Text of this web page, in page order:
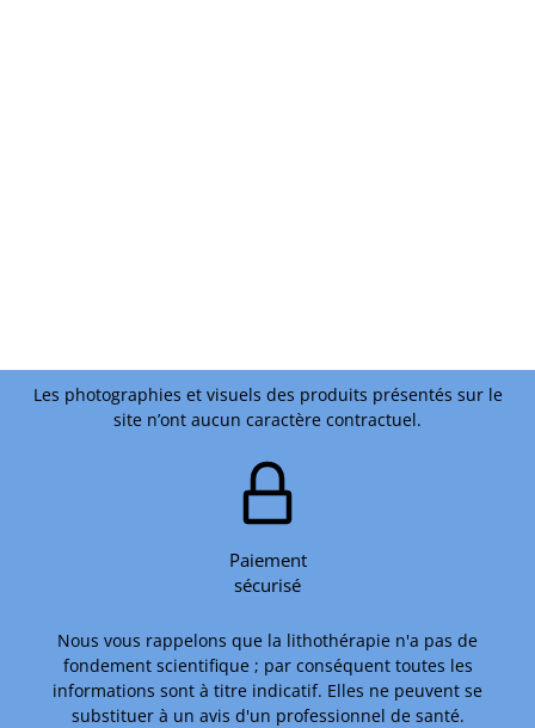
Les photographies et visuels des produits présentés sur le
site n’ont aucun caractère contractuel.
Paiement
sécurisé
Nous vous rappelons que la lithothérapie n'a pas de
fondement scientifique ; par conséquent toutes les
informations sont à titre indicatif. Elles ne peuvent se
substituer à un avis d'un professionnel de santé.